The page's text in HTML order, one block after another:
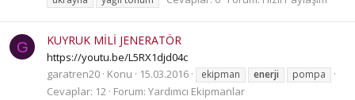
G KUYRUK MİLİ JENERATÖR
https://youtu.be/L5RX1djd04c
garatren20 Konu 15.03.2016 ekipman enerji pompa
Cevaplar: 12 Forum: Yardımcı Ekipmanlar